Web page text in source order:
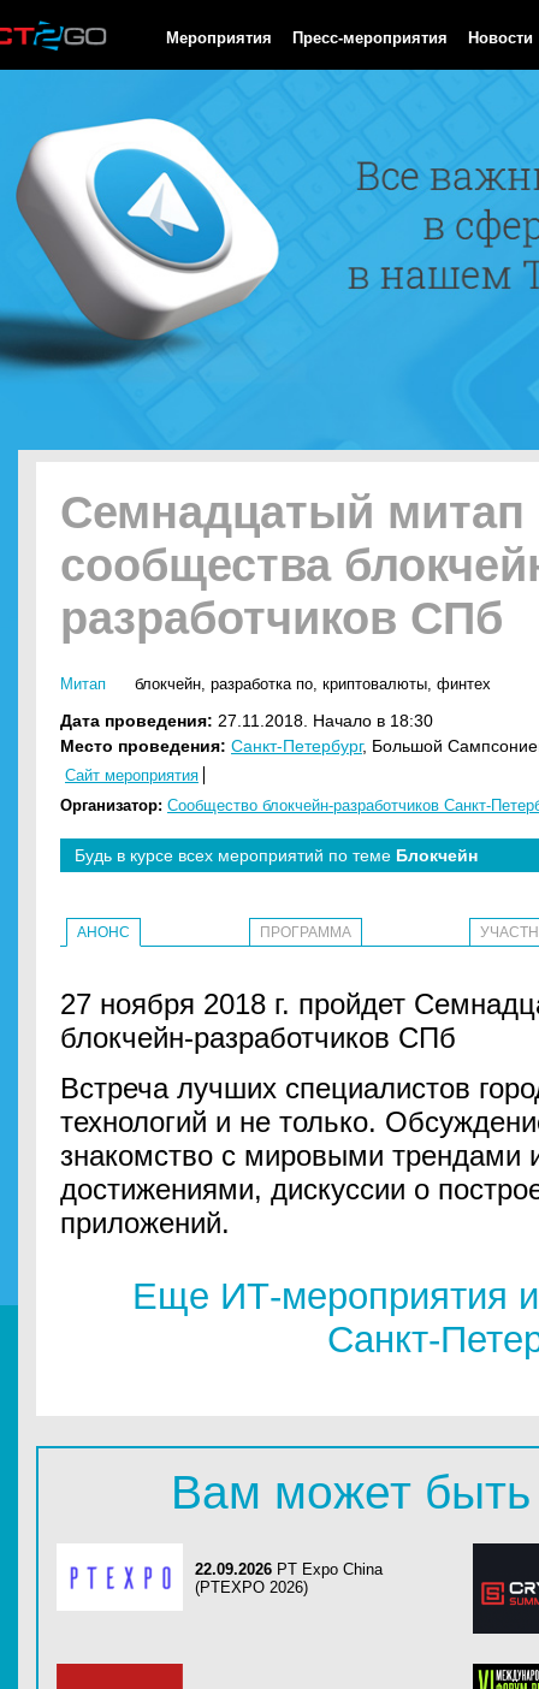
Мероприятия Пресс-мероприятия Новости
Семнадцатый митап
сообщества
разработчиков СПб
Митап блокчейн, разработка по, криптовалюты, финтех
Дата проведения: 27.11.2018. Начало в 18:30
Место проведения: Санкт-Петербург, Большой
Сайт мероприятия
Организатор: Сообщество блокчейн-разработчиков Санкт-
Будь в курсе всех мероприятий по теме Блокчейн
АНОНС ПРОГРАММА
27 ноября 2018 г. пройдет
блокчейн-разработчиков СПб
Встреча лучших специалистов
технологий и не только.
знакомство с мировыми трендами
достижениями, дискуссии о
приложений.
Еще ИТ-мероприятия
Санкт-
Вам может быть
22.09.2026 PT Expo China
(PTEXPO 2026)